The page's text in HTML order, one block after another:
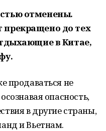
отменены.
прекращено до тех
в Китае,
продаваться не
опасность,
в другие страны,
и Вьетнам.